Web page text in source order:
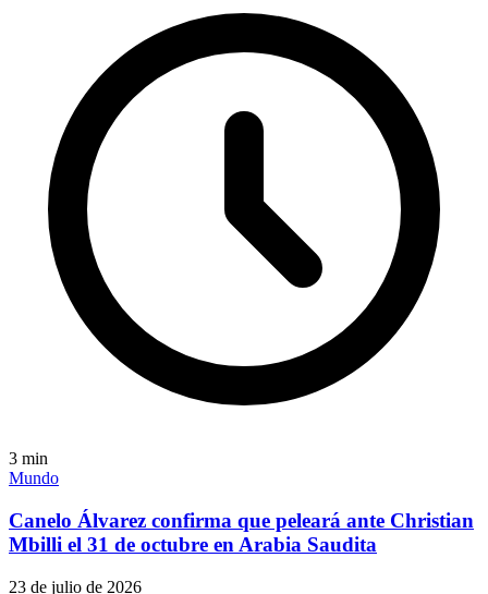
3 min
Mundo
Canelo Álvarez confirma que peleará ante Christian
Mbilli el 31 de octubre en Arabia Saudita
23 de julio de 2026